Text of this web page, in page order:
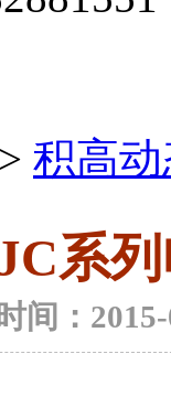
> 积高
系
间：